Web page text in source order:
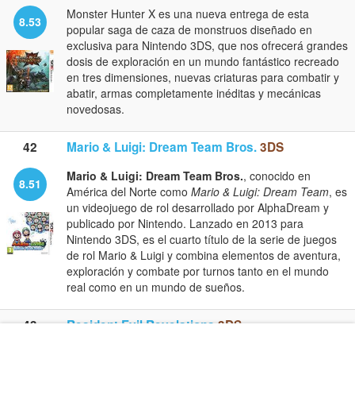
8.53
Monster Hunter X es una nueva entrega de esta
popular saga de caza de monstruos diseñado en
exclusiva para Nintendo 3DS, que nos ofrecerá grandes
dosis de exploración en un mundo fantástico recreado
en tres dimensiones, nuevas criaturas para combatir y
abatir, armas completamente inéditas y mecánicas
novedosas.
42 Mario & Luigi: Dream Team Bros.3DS
8.51 Mario & Luigi: Dream Team Bros., conocido en
América del Norte como Mario & Luigi: Dream Team, es
un videojuego de rol desarrollado por AlphaDream y
publicado por Nintendo. Lanzado en 2013 para
Nintendo 3DS, es el cuarto título de la serie de juegos
de rol Mario & Luigi y combina elementos de aventura,
exploración y combate por turnos tanto en el mundo
real como en un mundo de sueños.
43 Resident Evil Revelations3DS